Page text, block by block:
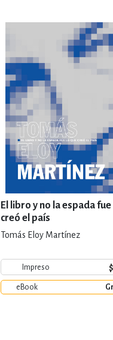
El libro y no la espada
creó el país
Tomás Eloy Martínez
Impreso
eBook